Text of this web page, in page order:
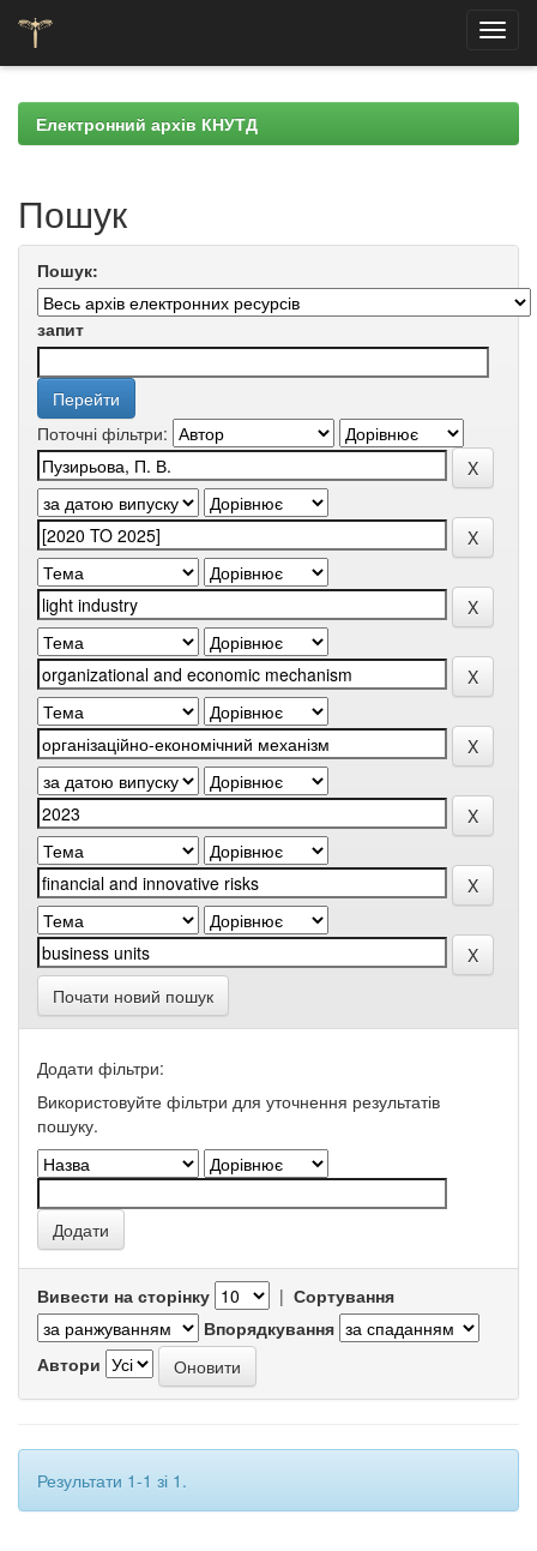
navigationЕлектронний архів КНУТД
Пошук
Пошук:
запит
Поточні фільтри:
Почати новий пошук
Додати фільтри:
Використовуйте фільтри для уточнення результатів
пошуку.
Вивести на сторінку | Сортування
Впорядкування
Автори
Результати 1-1 зі 1.